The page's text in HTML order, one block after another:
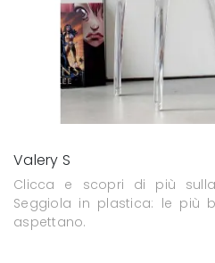
Valery S
Clicca e scopri di più
Seggiola in plastica: le più
aspettano.